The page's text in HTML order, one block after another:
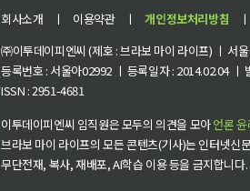
회사소개 ㅣ 이용약관 ㅣ 개인정보처리방침 ㅣ
㈜이투데이피엔씨 (제호 : 브라보 마이 라이프) ㅣ
등록번호 : 서울아02992 ㅣ 등록일자 : 2014.02.04 ㅣ
ISSN : 2951-4681
이투데이피엔씨 임직원은 모두의 의견을 모아언론
브라보 마이 라이프의 모든 콘텐츠(기사)는 인터넷신
무단전재, 복사, 재배포, AI학습 이용 등을 금지합니다.